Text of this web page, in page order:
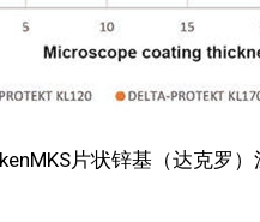
片状锌基（达克罗